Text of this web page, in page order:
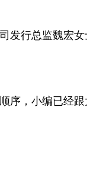
发行总监魏宏
序，小编已经